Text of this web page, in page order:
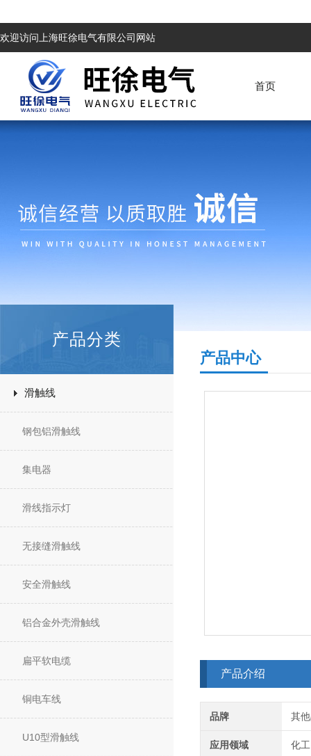
欢迎访问上海旺徐电气有限公司网站
首页
产品分类
滑触线
钢包铝滑触线
集电器
滑线指示灯
无接缝滑触线
安全滑触线
铝合金外壳滑触线
扁平软电缆
铜电车线
U10型滑触线
产品中心
产品介绍
品牌 其
应用领域 化